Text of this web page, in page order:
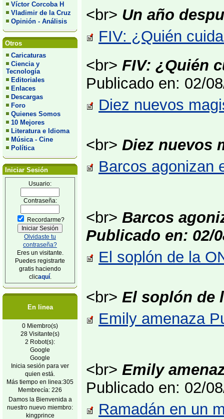
Víctor Corcoba H
Vladimir de la Cruz
Opinión - Análisis
Otros
Caricaturas
Ciencia y
Tecnología
Editoriales
Enlaces
Descargas
Foro
Quienes Somos
10 Mejores
Literatura e Idioma
Música - Cine
Política
Iniciar Sesión
Usuario:
Contraseña:
Recordarme?
Olvidaste tu
contraseña?
Eres un visitante.
Puedes registrarte
gratis haciendo
clicaquí.
En linea
0 Miembro(s)
28 Visitante(s)
2 Robot(s):
Google
Google
Inicia sesión para ver
quien está.
Más tiempo en linea:305
Membrecía: 226
Damos la Bienvenida a
nuestro nuevo miembro:
kingprince
<br> Un año
FIV: ¿Quién
<br> FIV: ¿Quién
Publicado en: 02/
Diez nuevos
<br> Diez nuevos
Barcos agonizan
<br> Barcos
Publicado en: 02/
El soplón de la
<br> El soplón de
Emily amenaza
<br> Emily
Publicado en: 02/
Ramadán en un